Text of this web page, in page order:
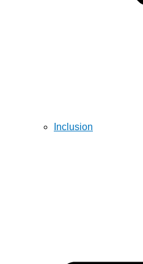
Inclusion